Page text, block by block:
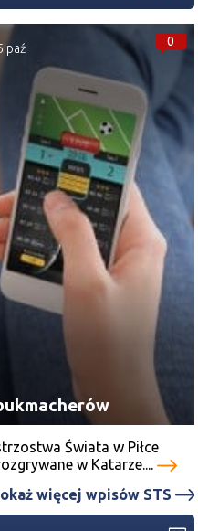
0
paź
Świata w Piłce
w Katarze....
więcej wpisów STS